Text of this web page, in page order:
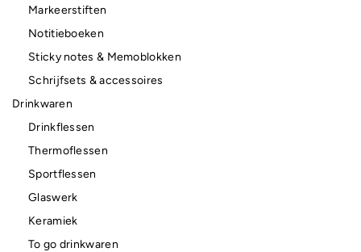
Markeerstiften
Notitieboeken
Sticky notes & Memoblokken
Schrijfsets & accessoires
Drinkwaren
Drinkflessen
Thermoflessen
Sportflessen
Glaswerk
Keramiek
To go drinkwaren